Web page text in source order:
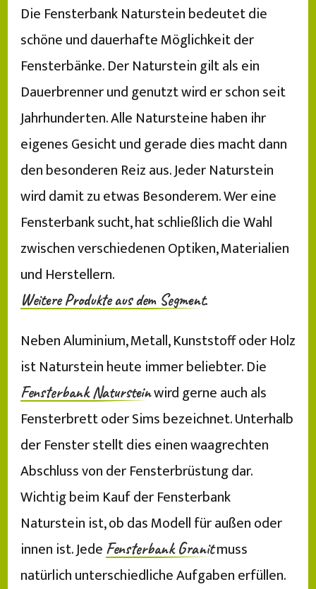
Die Fensterbank Naturstein bedeutet die
schöne und dauerhafte Möglichkeit der
Fensterbänke. Der Naturstein gilt als ein
Dauerbrenner und genutzt wird er schon seit
Jahrhunderten. Alle Natursteine haben ihr
eigenes Gesicht und gerade dies macht dann
den besonderen Reiz aus. Jeder Naturstein
wird damit zu etwas Besonderem. Wer eine
Fensterbank sucht, hat schließlich die Wahl
zwischen verschiedenen Optiken, Materialien
und Herstellern.
Weitere Produkte aus dem Segment.
Neben Aluminium, Metall, Kunststoff oder Holz
ist Naturstein heute immer beliebter. Die
Fensterbank Natursteinwird gerne auch als
Fensterbrett oder Sims bezeichnet. Unterhalb
der Fenster stellt dies einen waagrechten
Abschluss von der Fensterbrüstung dar.
Wichtig beim Kauf der Fensterbank
Naturstein ist, ob das Modell für außen oder
innen ist. Jede Fensterbank Granitmuss
natürlich unterschiedliche Aufgaben erfüllen.